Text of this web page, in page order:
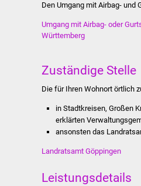
Den Umgang mit Airbag- und
Umgang mit Airbag- oder
Württemberg
Zuständige Stelle
Die für Ihren Wohnort örtlich
in Stadtkreisen, Großen
erklärten
ansonsten das
Landratsamt Göppingen
Leistungsdetails